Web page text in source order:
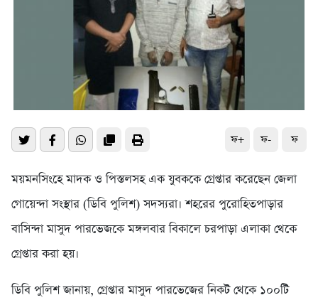
ফ+ ফ- ফ
ময়মনসিংহে মাদক ও পিস্তলসহ এক যুবককে গ্রেপ্তার করেছেন জেলা
গোয়েন্দা সংস্থার (ডিবি পুলিশ) সদস্যরা। শহরের পুরোহিতপাড়ার
বাসিন্দা মাসুদ পারভেজকে মঙ্গলবার বিকালে চরপাড়া এলাকা থেকে
গ্রেপ্তার করা হয়।
ডিবি পুলিশ জানায়, গ্রেপ্তার মাসুদ পারভেজের নিকট থেকে ১০০টি